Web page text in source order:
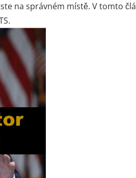
na správném místě. V tomto